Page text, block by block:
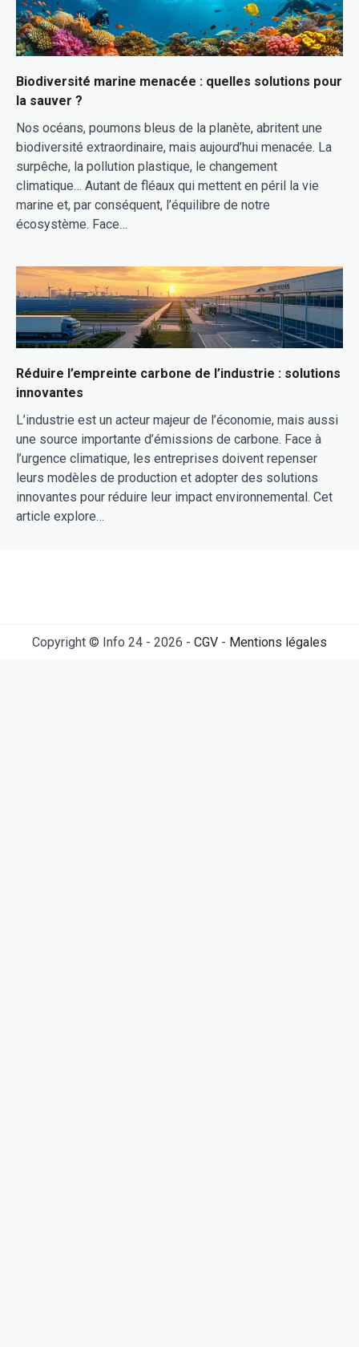
Biodiversité marine menacée : quelles solutions pour
la sauver ?
Nos océans, poumons bleus de la planète, abritent une
biodiversité extraordinaire, mais aujourd’hui menacée. La
surpêche, la pollution plastique, le changement
climatique… Autant de fléaux qui mettent en péril la vie
marine et, par conséquent, l’équilibre de notre
écosystème. Face…
Réduire l’empreinte carbone de l’industrie : solutions
innovantes
L’industrie est un acteur majeur de l’économie, mais aussi
une source importante d’émissions de carbone. Face à
l’urgence climatique, les entreprises doivent repenser
leurs modèles de production et adopter des solutions
innovantes pour réduire leur impact environnemental. Cet
article explore…
Copyright © Info 24 - 2026 - CGV - Mentions légales